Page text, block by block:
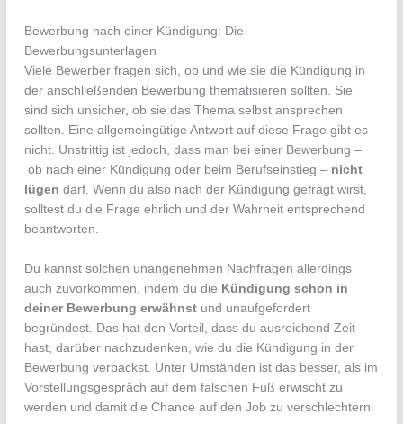
Bewerbung nach einer Kündigung: Die
Bewerbungsunterlagen
Viele Bewerber fragen sich, ob und wie sie die Kündigung in
der anschließenden Bewerbung thematisieren sollten. Sie
sind sich unsicher, ob sie das Thema selbst ansprechen
sollten. Eine allgemeingütige Antwort auf diese Frage gibt es
nicht. Unstrittig ist jedoch, dass man bei einer Bewerbung –
ob nach einer Kündigung oder beim Berufseinstieg – nicht
lügen darf. Wenn du also nach der Kündigung gefragt wirst,
solltest du die Frage ehrlich und der Wahrheit entsprechend
beantworten.
Du kannst solchen unangenehmen Nachfragen allerdings
auch zuvorkommen, indem du die Kündigung schon in
deiner Bewerbung erwähnst und unaufgefordert
begründest. Das hat den Vorteil, dass du ausreichend Zeit
hast, darüber nachzudenken, wie du die Kündigung in der
Bewerbung verpackst. Unter Umständen ist das besser, als im
Vorstellungsgespräch auf dem falschen Fuß erwischt zu
werden und damit die Chance auf den Job zu verschlechtern.